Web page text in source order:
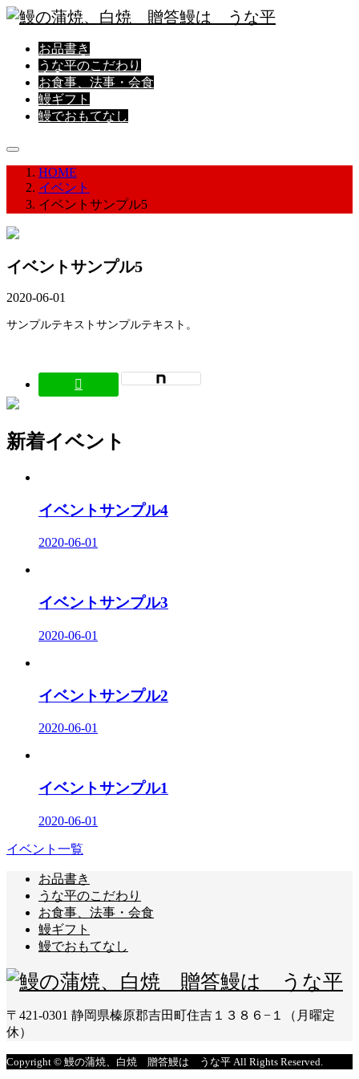
お品書き
うな平のこだわり
お食事、法事・会食
鰻ギフト
鰻でおもてなし
HOME
イベント
イベントサンプル5
イベントサンプル5
2020-06-01
サンプルテキストサンプルテキスト。
新着イベント
イベントサンプル4
2020-06-01
イベントサンプル3
2020-06-01
イベントサンプル2
2020-06-01
イベントサンプル1
2020-06-01
イベント一覧
お品書き
うな平のこだわり
お食事、法事・会食
鰻ギフト
鰻でおもてなし
〒421-0301 静岡県榛原郡吉田町住吉１３８６−１（月曜定
休）
Copyright © 鰻の蒲焼、白焼 贈答鰻は うな平 All Rights Reserved.